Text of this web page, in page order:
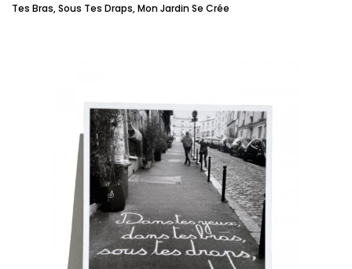
Tes Bras, Sous Tes Draps, Mon Jardin Se Crée